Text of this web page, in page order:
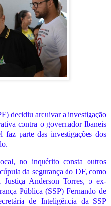
decidiu arquivar a investigação
contra o governador Ibaneis
parte das investigações dos
no inquérito consta outros
da segurança do DF, como
Justiça Anderson Torres, o ex-
Pública (SSP) Fernando de
de Inteligência da SSP